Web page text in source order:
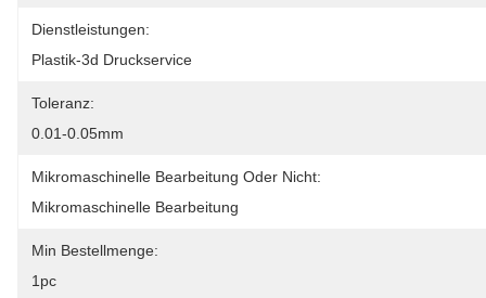
Dienstleistungen:
Plastik-3d Druckservice
Toleranz:
0.01-0.05mm
Mikromaschinelle Bearbeitung Oder Nicht:
Mikromaschinelle Bearbeitung
Min Bestellmenge:
1pc